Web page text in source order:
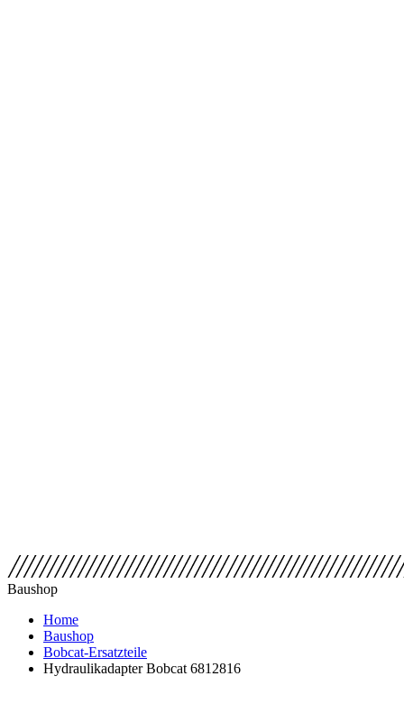
Baushop
Home
Baushop
Bobcat-Ersatzteile
Hydraulikadapter Bobcat 6812816